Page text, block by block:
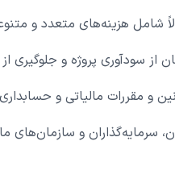
شامل هزینه‌های متعدد و
از سودآوری پروژه و
و مقررات مالیاتی و
سرمایه‌گذاران و سازمان‌های